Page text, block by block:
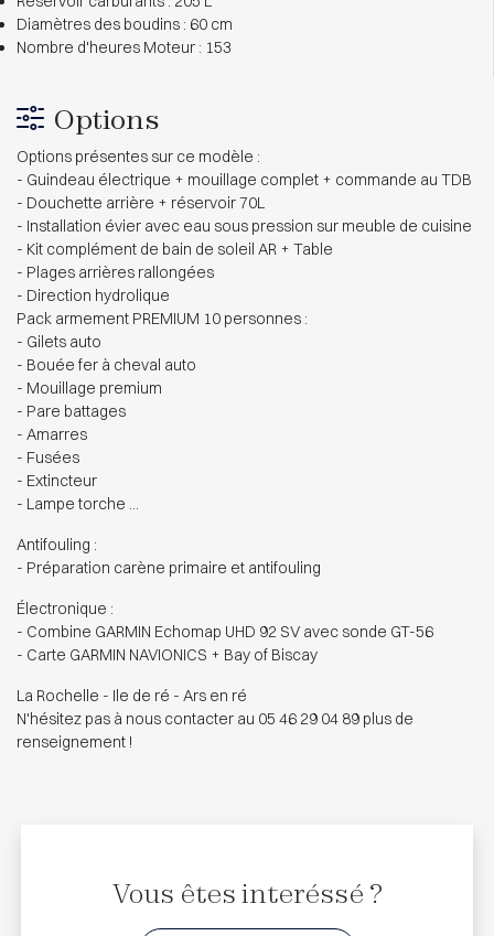
Diamètres des boudins : 60 cm
Nombre d'heures Moteur : 153
Options
Options présentes sur ce modèle :
- Guindeau électrique + mouillage complet + commande au TDB
- Douchette arrière + réservoir 70L
- Installation évier avec eau sous pression sur meuble de cuisine
- Kit complément de bain de soleil AR + Table
- Plages arrières rallongées
- Direction hydrolique
Pack armement PREMIUM 10 personnes :
- Gilets auto
- Bouée fer à cheval auto
- Mouillage premium
- Pare battages
- Amarres
- Fusées
- Extincteur
- Lampe torche ...
Antifouling :
- Préparation carène primaire et antifouling
Électronique :
- Combine GARMIN Echomap UHD 92 SV avec sonde GT-56
- Carte GARMIN NAVIONICS + Bay of Biscay
La Rochelle - Ile de ré - Ars en ré
N'hésitez pas à nous contacter au 05 46 29 04 89 plus de
renseignement !
Vous êtes interéssé ?